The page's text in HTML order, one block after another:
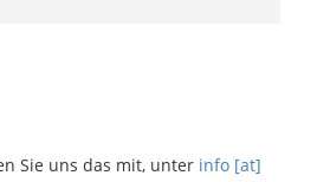
Sie uns das mit, unter info [at]